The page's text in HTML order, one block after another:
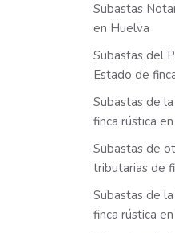
Subastas
en Huelva
Subastas del
Estado de
Subastas de
finca rústica
Subastas de
tributarias de
Subastas de
finca rústica